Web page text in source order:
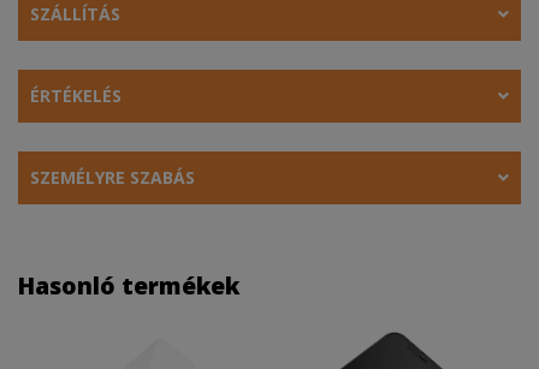
SZÁLLÍTÁS
ÉRTÉKELÉS
SZEMÉLYRE SZABÁS
Hasonló termékek